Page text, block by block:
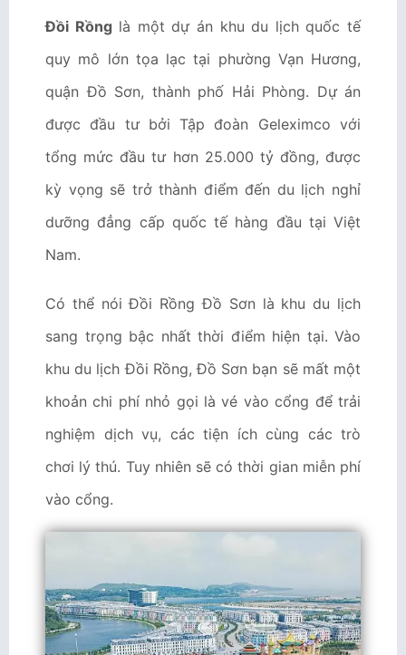
Đồi Rồnglà một dự án khu du lịch quốc tế
quy mô lớn tọa lạc tại phường Vạn Hương,
quận Đồ Sơn, thành phố Hải Phòng. Dự án
được đầu tư bởi Tập đoàn Geleximco với
tổng mức đầu tư hơn 25.000 tỷ đồng, được
kỳ vọng sẽ trở thành điểm đến du lịch nghỉ
dưỡng đẳng cấp quốc tế hàng đầu tại Việt
Nam.
Có thể nói Đồi Rồng Đồ Sơn là khu du lịch
sang trọng bậc nhất thời điểm hiện tại. Vào
khu du lịch Đồi Rồng, Đồ Sơn bạn sẽ mất một
khoản chi phí nhỏ gọi là vé vào cổng để trải
nghiệm dịch vụ, các tiện ích cùng các trò
chơi lý thú. Tuy nhiên sẽ có thời gian miễn phí
vào cổng.